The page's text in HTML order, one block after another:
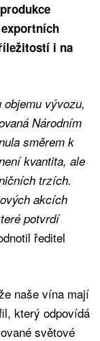
i na
objemu vývozu,
Národním
směrem k
kvantita, ale
trzích.
akcích
potvrdí
ředitel
naše vína mají
který odpovídá
světové